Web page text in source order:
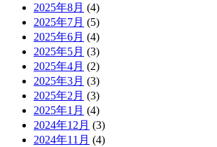
2025年8月 (4)
2025年7月 (5)
2025年6月 (4)
2025年5月 (3)
2025年4月 (2)
2025年3月 (3)
2025年2月 (3)
2025年1月 (4)
2024年12月 (3)
2024年11月 (4)